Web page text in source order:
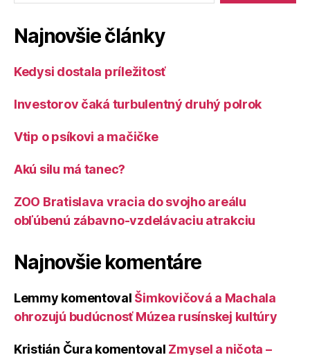
Najnovšie články
Kedysi dostala príležitosť
Investorov čaká turbulentný druhý polrok
Vtip o psíkovi a mačičke
Akú silu má tanec?
ZOO Bratislava vracia do svojho areálu
obľúbenú zábavno-vzdelávaciu atrakciu
Najnovšie komentáre
Lemmy komentoval Šimkovičová a Machala
ohrozujú budúcnosť Múzea rusínskej kultúry
Kristián Čura komentoval Zmysel a ničota –